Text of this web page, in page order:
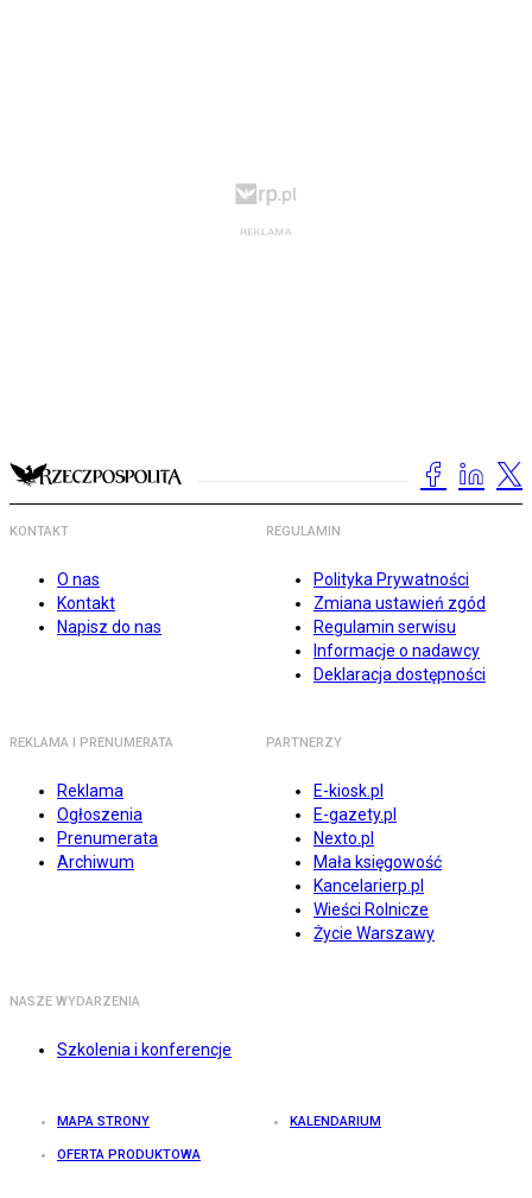
KONTAKT
O nas
Kontakt
Napisz do nas
REGULAMIN
Polityka Prywatności
Zmiana ustawień zgód
Regulamin serwisu
Informacje o nadawcy
Deklaracja dostępności
REKLAMA I PRENUMERATA
Reklama
Ogłoszenia
Prenumerata
Archiwum
PARTNERZY
E-kiosk.pl
E-gazety.pl
Nexto.pl
Mała księgowość
Kancelarierp.pl
Wieści Rolnicze
Życie Warszawy
NASZE WYDARZENIA
Szkolenia i konferencje
MAPA STRONY KALENDARIUM
OFERTA PRODUKTOWA